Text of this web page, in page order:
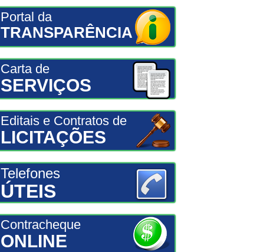
Portal da
TRANSPARÊNCIA
Carta de
SERVIÇOS
Editais e Contratos de
LICITAÇÕES
Telefones
ÚTEIS
Contracheque
ONLINE